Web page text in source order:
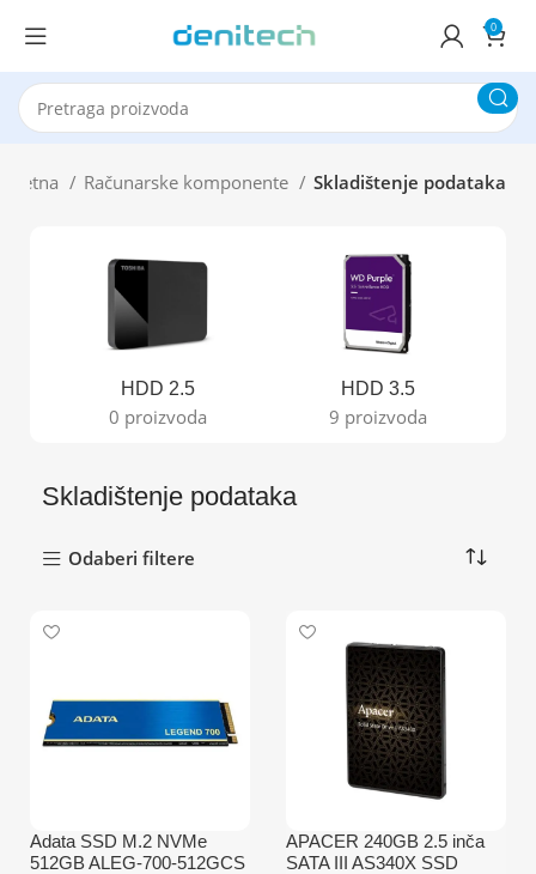
0
Računarske komponente Skladištenje podataka
HDD 2.5
0 proizvoda
HDD 3.5
9 proizvoda
Skladištenje podataka
Odaberi filtere
Adata SSD M.2 NVMe
512GB ALEG-700-512GCS
APACER 240GB 2.5 inča
SATA III AS340X SSD